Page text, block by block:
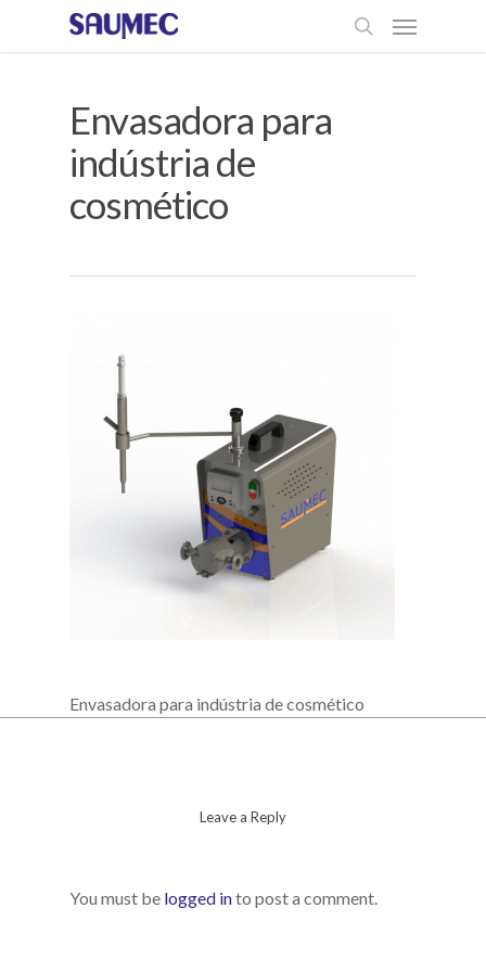
Envasadora para
indústria de
cosmético
Envasadora para indústria de cosmético
Leave a Reply
You must be logged into post a comment.